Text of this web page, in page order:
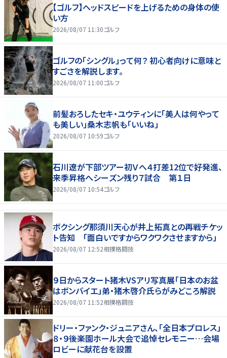
【ゴルフ】ヘッドスピードを上げるための身体の使
い方
2026/08/07 11:30ゴルフ
ゴルフの「シングル」って何？ 初心者向けに意味と
すごさを解説します。
2026/08/07 11:00ゴルフ
前髪おろしたセキ・ユウティンに「美人は何やって
も美しい」桑木志帆も「いいね」
2026/08/07 10:59ゴルフ
石川遼が下部ツアー初Ｖへ４打差12位で好発進、
来季昇格へシーズン残り７試合 第１日
2026/08/07 10:54ゴルフ
ボクシング那須川天心が井上拓真との再戦チケッ
ト告知 「面白いですからワクワクさせますから」
2026/08/07 12:52相撲格闘技
９日からスタート猪木VSアリ写真展「日本のお盆
はボンバイエ」弟・猪木啓介氏らがみどころ解説
2026/08/07 11:52相撲格闘技
ドリー・ファンク・ジュニアさん、「全日本プロレス」
８・９後楽園ホール大会で追悼セレモニー…会場
ロビーに献花台を設置